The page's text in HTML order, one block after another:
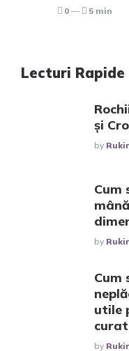
0 5 min
Lecturi Rapide
și
Posted
By
Cum
Posted
By
Cum
utile
Posted
By